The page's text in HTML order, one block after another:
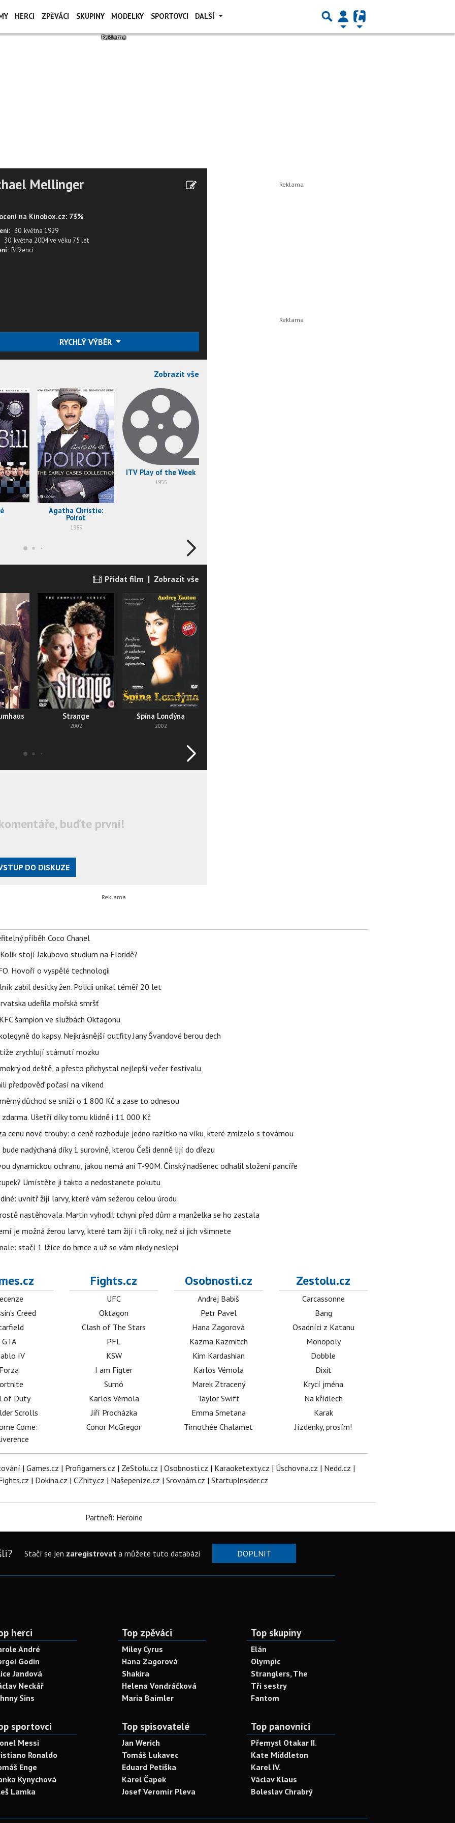
HERCI ZPĚVÁCI SKUPINY MODELKY SPORTOVCI DALŠÍ
Mellinger
na Kinobox.cz: 73%
30. května 1929
30. května 2004ve věku 75 let
Blíženci
RYCHLÝ VÝBĚR
Zobrazit vše
Agatha Christie:
Poirot
1989
ITV Play of the Week
1955
Přidat film | Zobrazit vše
Strange
2002
Špína Londýna
2002
buďte první!
DO DISKUZE
příběh Coco Chanel
stojí Jakubovo studium na Floridě?
Hovoří o vyspělé technologii
zabil desítky žen. Policii unikal téměř 20 let
udeřila mořská smršť
šampion ve službách Oktagonu
do kapsy. Nejkrásnější outfity Jany Švandové berou dech
zrychlují stárnutí mozku
od deště, a přesto přichystal nejlepší večer festivalu
předpověď počasí na víkend
důchod se sníží o 1 800 Kč a zase to odnesou
Ušetří díky tomu klidně i 11 000 Kč
cenu nové trouby: o ceně rozhoduje jedno razítko na víku, které zmizelo s továrnou
nadýchaná díky 1 surovině, kterou Češi denně lijí do dřezu
dynamickou ochranu, jakou nemá ani T-90M. Čínský nadšenec odhalil složení pancíře
Umístěte ji takto a nedostanete pokutu
uvnitř žijí larvy, které vám sežerou celou úrodu
nastěhovala. Martin vyhodil tchyni před dům a manželka se ho zastala
je možná žerou larvy, které tam žijí i tři roky, než si jich všimnete
stačí 1 lžíce do hrnce a už se vám nikdy neslepí
Creed
GTA
IV
Forza
of Duty
Scrolls
Come:
Fights.cz
UFC
Oktagon
Clash of The Stars
PFL
KSW
I am Figter
Sumó
Karlos Vémola
Jiří Procházka
Conor McGregor
Osobnosti.cz
Andrej Babiš
Petr Pavel
Hana Zagorová
Kazma Kazmitch
Kim Kardashian
Karlos Vémola
Marek Ztracený
Taylor Swift
Emma Smetana
Timothée Chalamet
Zestolu.cz
Carcassonne
Bang
Osadníci z Katanu
Monopoly
Dobble
Dixit
Krycí jména
Na křídlech
Karak
Jízdenky, prosím!
| Games.cz | Profigamers.cz | ZeStolu.cz | Osobnosti.cz | Karaoketexty.cz | Úschovna.cz | Nedd.cz |
| Dokina.cz | CZhity.cz | Našepeníze.cz | Srovnám.cz | StartupInsider.cz
Partneři: Heroine
Stačí se jen zaregistrovata můžete tuto databázi DOPLNIT
herci
André
Godin
Jandová
Neckář
Sins
Top zpěváci
Miley Cyrus
Hana Zagorová
Shakira
Helena Vondráčková
Maria Baimler
Top skupiny
Elán
Olympic
Stranglers, The
Tři sestry
Fantom
sportovci
Messi
Ronaldo
Enge
Kynychová
Lamka
Top spisovatelé
Jan Werich
Tomáš Lukavec
Eduard Petiška
Karel Čapek
Josef Veromír Pleva
Top panovníci
Přemysl Otakar II.
Kate Middleton
Karel IV.
Václav Klaus
Boleslav Chrabrý